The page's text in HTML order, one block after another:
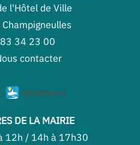
l'Hôtel de Ville
34 23 00
contacter
DE LA MAIRIE
12h / 14h à 17h30